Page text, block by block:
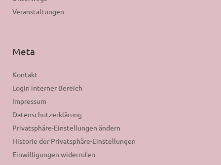
Veranstaltungen
Meta
Kontakt
Login interner Bereich
Impressum
Datenschutzerklärung
Privatsphäre-Einstellungen ändern
Historie der Privatsphäre-Einstellungen
Einwilligungen widerrufen